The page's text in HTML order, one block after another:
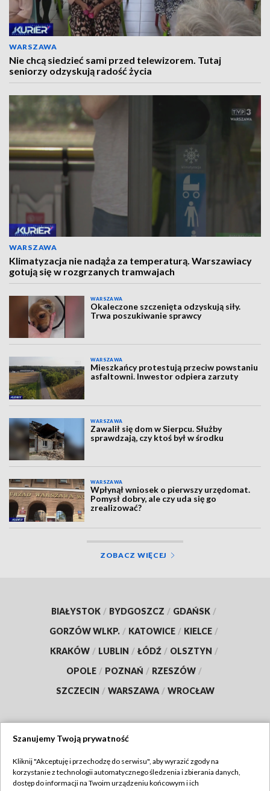
WARSZAWA
Nie chcą siedzieć sami przed telewizorem. Tutaj
seniorzy odzyskują radość życia
WARSZAWA
Klimatyzacja nie nadąża za temperaturą. Warszawiacy
gotują się w rozgrzanych tramwajach
WARSZAWA
Okaleczone szczenięta odzyskują siły.
Trwa poszukiwanie sprawcy
WARSZAWA
Mieszkańcy protestują przeciw powstaniu
asfaltowni. Inwestor odpiera zarzuty
WARSZAWA
Zawalił się dom w Sierpcu. Służby
sprawdzają, czy ktoś był w środku
WARSZAWA
Wpłynął wniosek o pierwszy urzędomat.
Pomysł dobry, ale czy uda się go
zrealizować?
ZOBACZ WIĘCEJ
BIAŁYSTOK / BYDGOSZCZ / GDAŃSK /
GORZÓW WLKP. / KATOWICE / KIELCE /
KRAKÓW / LUBLIN / ŁÓDŹ / OLSZTYN /
OPOLE / POZNAŃ / RZESZÓW /
SZCZECIN / WARSZAWA / WROCŁAW
TVP
Szanujemy Twoją prywatność
Kliknij "Akceptuję i przechodzę do serwisu", aby wyrazić zgody na
korzystanie z technologii automatycznego śledzenia i zbierania danych,
dostęp do informacji na Twoim urządzeniu końcowym i ich